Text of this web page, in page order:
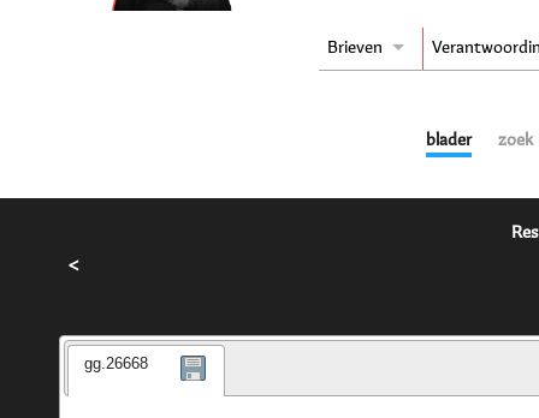
Brieven
blader zoek
<
gg.26668